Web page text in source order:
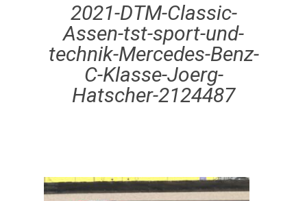
2021-DTM-Classic-
Assen-tst-sport-und-
technik-Mercedes-Benz-
C-Klasse-Joerg-
Hatscher-2124487